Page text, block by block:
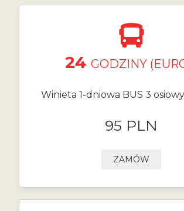
24 GODZINY
Winieta 1-dniowa BUS 3
95 PLN
ZAMÓW